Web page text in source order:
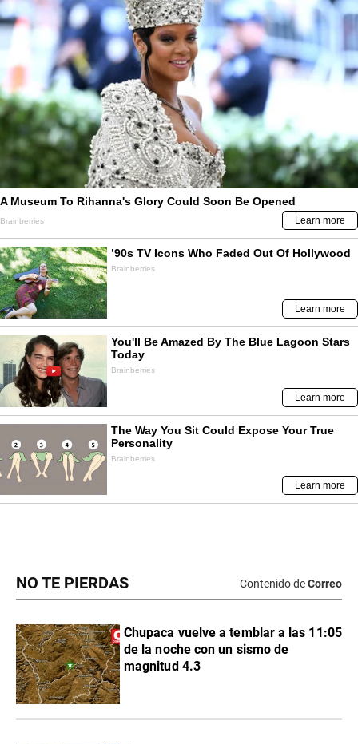
NO TE PIERDAS Contenido deCorreo
Chupaca vuelve a temblar a las 11:05
de la noche con un sismo de
magnitud 4.3